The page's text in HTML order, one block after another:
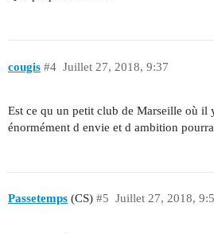
cougis Juillet 27, 2018, 9:37
#4
Est ce qu un petit club de Marseille où il
énormément d envie et d ambition
Passetemps (CS) Juillet 27, 2018,
#5